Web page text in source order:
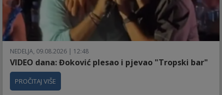
NEDELJA, 09.08.2026 | 12:48
VIDEO dana: Đoković plesao i pjevao "Tropski bar"
PROČITAJ VIŠE